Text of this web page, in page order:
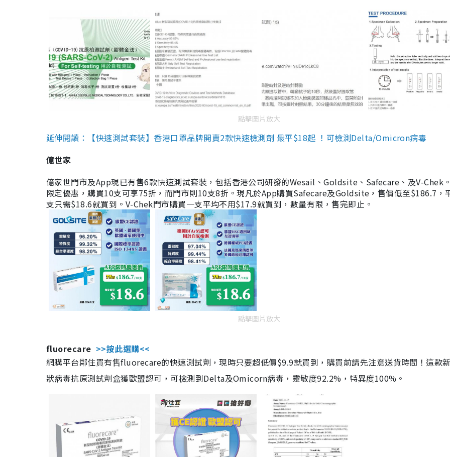
點擊圖片放大
延伸閱讀：【快速測試套裝】香港口罩品牌開賣2款快速檢測劑 最平$18起 ！可檢測Delta/Omicron病毒
億世家
億家世門市及App現已有售6款快速測試套裝，包括香港公司研發的Wesail、Goldsite、Safecare、及V-Chek
限定優惠，購買10支可享75折，而門市則10支8折。現凡於App購買Safecare及Goldsite，售價低至$186.7，
支只需$18.6就買到。V-Chek門市購買一支平均不用$17.9就買到，數量有限，售完即止。
點擊圖片放大
fluorecare >>按此選購<<
網購平台鄰住買有售fluorecare的快速測試劑，現時只要超低價$9.9就買到，購買前請先注意送貨時間！這款
狀病毒抗原測試劑盒獲歐盟認可，可檢測到Delta及Omicorn病毒，靈敏度92.2%，特異度100%。